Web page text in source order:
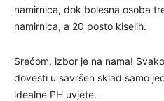
namirnica, dok bolesna osoba
namirnica, a 20 posto kiselih.
Srećom, izbor je na nama!
dovesti u savršen sklad samo
idealne PH uvjete.